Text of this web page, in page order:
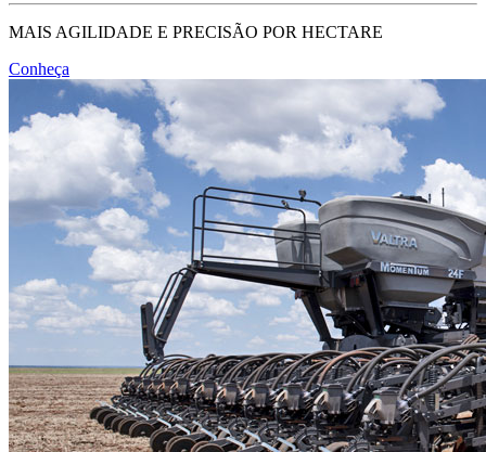
MAIS AGILIDADE E PRECISÃO POR HECTARE
Conheça